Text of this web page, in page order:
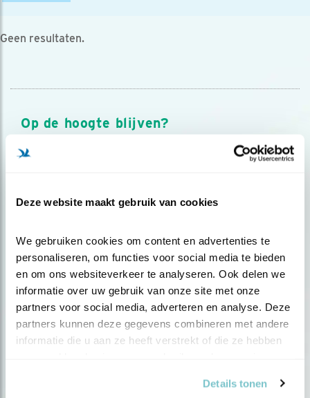
Deze website maakt gebruik van cookies
We gebruiken cookies om content en advertenties te
personaliseren, om functies voor social media te bieden
en om ons websiteverkeer te analyseren. Ook delen we
informatie over uw gebruik van onze site met onze
partners voor social media, adverteren en analyse. Deze
partners kunnen deze gegevens combineren met andere
informatie die u aan ze heeft verstrekt of die ze hebben
Details tonen
Geen resultaten.
Op de hoogte blijven?
Meld je aan en ontvang nieuws, inspiratie, acties en tips
over vogels en activiteiten van Vogelbescherming.